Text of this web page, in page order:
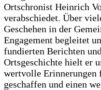
Ortschronist Heinrich
verabschiedet. Über
Geschehen in der
Engagement begleitet
fundierten Berichten
Ortsgeschichte hielt er
wertvolle Erinnerungen
geschaffen und einen we